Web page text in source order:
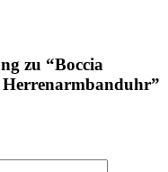
zu “Boccia